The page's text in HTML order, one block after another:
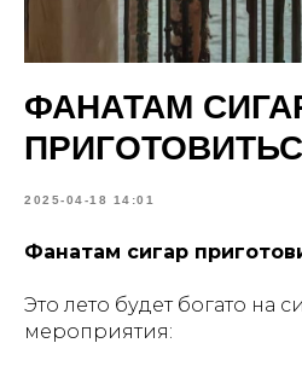
ФАНАТАМ
2025-04-18 14:01
Фанатам сигар
Это лето будет богато на
мероприятия: